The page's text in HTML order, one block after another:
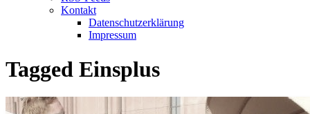
Kontakt
Datenschutzerklärung
Impressum
Tagged Einsplus